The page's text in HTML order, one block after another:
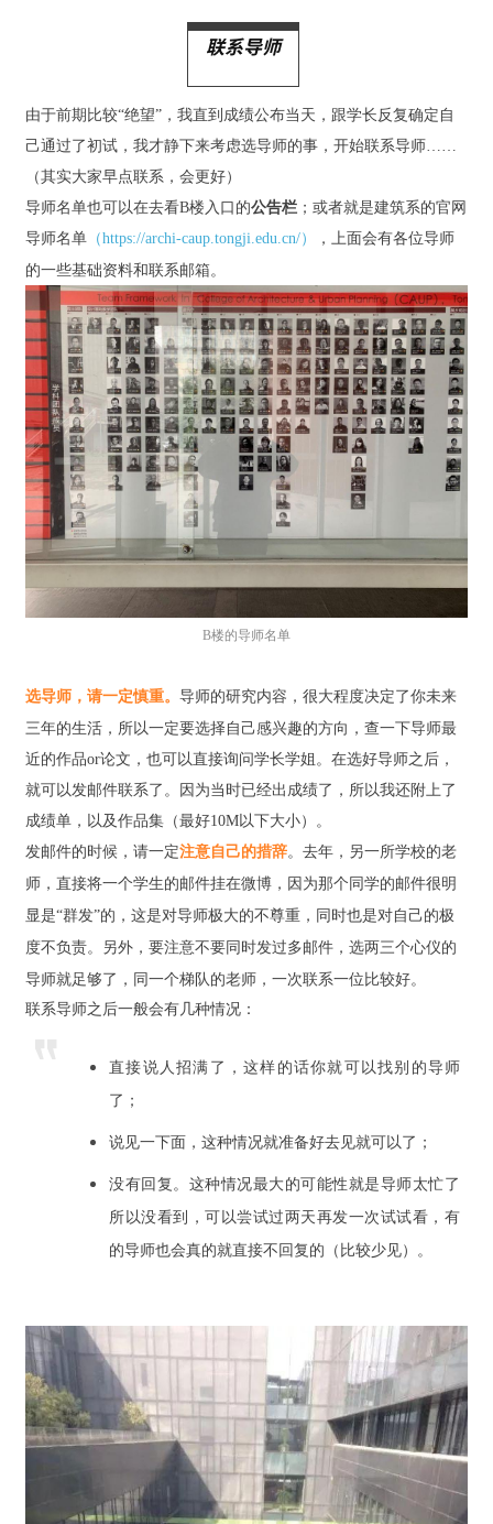
联系导师
由于前期比较“绝望”，我直到成绩公布当天，跟学长反复确定自
己通过了初试，我才静下来考虑选导师的事，开始联系导师……
（其实大家早点联系，会更好）
导师名单也可以在去看B楼入口的公告栏 ；或者就是建筑系的官网
导师名单 （https://archi-caup.tongji.edu.cn/）
，上面会有各位导师
的一些基础资料和联系邮箱。
B楼的导师名单
选导师 ，请一定慎重。 导师的研究内容，很大程度决定了你未来
三年的生活，所以一定要选择自己感兴趣的方向，查一下导师最
近的作品or论文，也可以直接询问学长学姐。在选好导师之后，
就可以发邮件联系了。因为当时已经出成绩了，所以我还附上了
成绩单，以及作品集（最好10M以下大小）。
发邮件的时候，请一定注意自己的措辞。去年，另一所学校的老
师，直接将一个学生的邮件挂在微博，因为那个同学的邮件很明
显是“群发”的，这是对导师极大的不尊重，同时也是对自己的极
度不负责。另外，要注意不要同时发过多邮件，选两三个心仪的
导师就足够了，同一个梯队的老师，一次联系一位比较好。
联系导师之后一般会有几种情况：
直接说人招满了，这样的话你就可以找别的导师
了；
说见一下面，这种情况就准备好去见就可以了；
没有回复。这种情况最大的可能性就是导师太忙了
所以没看到，可以尝试过两天再发一次试试看，有
的导师也会真的就直接不回复的（比较少见）。